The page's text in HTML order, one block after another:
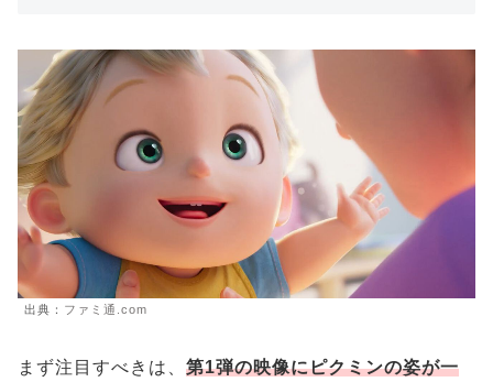
出典： ファミ通.com
まず注目すべきは、 第1弾の映像にピクミンの姿が一